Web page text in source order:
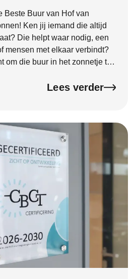
Beste Buur van Hof van
Ken jij iemand die altijd
Die helpt waar nodig, een
mensen met elkaar verbindt?
om die buur in het zonnetje te
Lees verder